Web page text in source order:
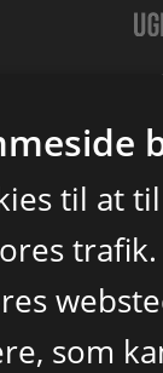
til at
som